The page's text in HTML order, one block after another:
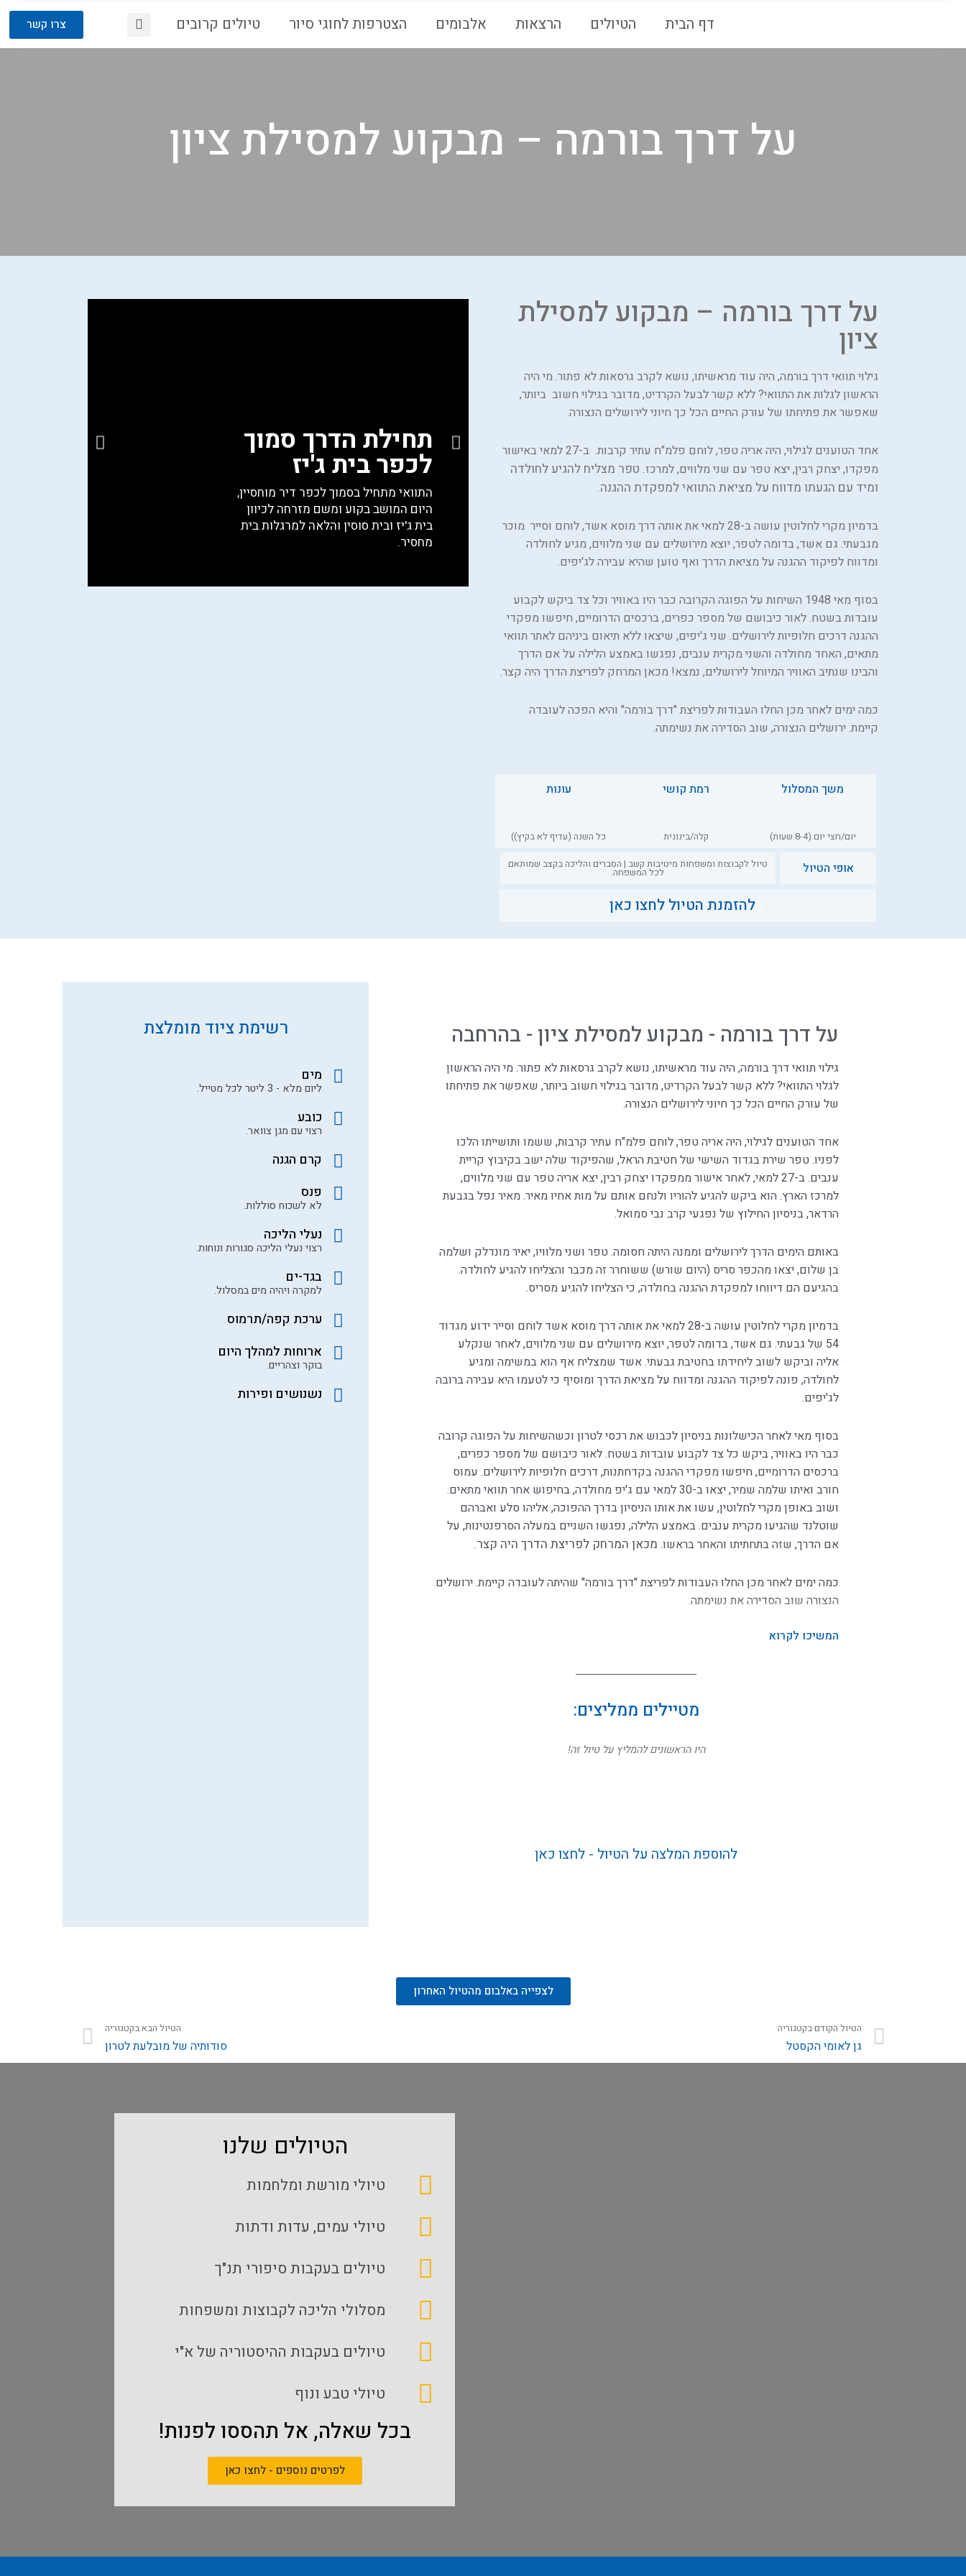
דף הבית הטיולים הרצאות אלבומים הצטרפות לחוגי סיור טיולים קרובים צרו קשר
על דרך בורמה – מבקוע למסילת ציון
על דרך בורמה – מבקוע למסילת
ציון
גילוי תוואי דרך בורמה, היה עוד מראשיתו, נושא לקרב גרסאות לא פתור. מי היה
הראשון לגלות את התוואי? ללא קשר לבעל הקרדיט, מדובר בגילוי חשוב ביותר,
שאפשר את פתיחתו של עורק החיים הכל כך חיוני לירושלים הנצורה.­­­­
אחד הטוענים לגילוי, היה אריה טפר, לוחם פלמ"ח עתיר קרבות. ב-27 למאי באישור
מפקדו, יצחק רבין, יצא טפר עם שני מלווים, למרכז. טפר מצליח להגיע לחולדה
ומיד עם הגעתו מדווח על מציאת התוואי למפקדת ההגנה.
בדמיון מקרי לחלוטין עושה ב-28 למאי את אותה דרך מוסא אשד, לוחם וסייר מוכר
מגבעתי. גם אשד, בדומה לטפר, יוצא מירושלים עם שני מלווים, מגיע לחולדה
ומדווח לפיקוד ההגנה על מציאת הדרך ואף טוען שהיא עבירה לג'יפים.
בסוף מאי 1948 השיחות על הפוגה הקרובה כבר היו באוויר וכל צד ביקש לקבוע
עובדות בשטח. לאור כיבושם של מספר כפרים, ברכסים הדרומיים, חיפשו מפקדי
ההגנה דרכים חלופיות לירושלים. שני ג'יפים, שיצאו ללא תיאום ביניהם לאתר תוואי
מתאים, האחד מחולדה והשני מקרית ענבים, נפגשו באמצע הלילה על אם הדרך
והבינו שנתיב האוויר המיוחל לירושלים, נמצא! מכאן המרחק לפריצת הדרך היה קצר.
כמה ימים לאחר מכן החלו העבודות לפריצת "דרך בורמה" והיא הפכה לעובדה
קיימת. ירושלים הנצורה, שוב הסדירה את נשימתה.
משך המסלול
יום/חצי יום (8-4 שעות)
רמת קושי
קלה/בינונית
עונות
כל השנה (עדיף לא בקיץ))
אופי הטיול טיול לקבוצות ומשפחות מיטיבות קשב | הסברים והליכה בקצב שמותאם
לכל המשפחה.
להזמנת הטיול לחצו כאן
חזרו אליי לגבי הטיול
תחילת הדרך סמוך
לכפר בית ג'יז
התוואי מתחיל בסמוך לכפר דיר מוחסיין,
היום המושב בקוע ומשם מזרחה לכיוון
בית ג'יז ובית סוסין והלאה למרגלות בית
מחסיר.
על דרך בורמה - מבקוע למסילת ציון - בהרחבה
גילוי תוואי דרך בורמה, היה עוד מראשיתו, נושא לקרב גרסאות לא פתור. מי היה הראשון
לגלוי התוואי? ללא קשר לבעל הקרדיט, מדובר בגילוי חשוב ביותר, שאפשר את פתיחתו
של עורק החיים הכל כך חיוני לירושלים הנצורה.­­­­
אחד הטוענים לגילוי, היה אריה טפר, לוחם פלמ"ח עתיר קרבות, ששמו ותושייתו הלכו
לפניו. טפר שירת בגדוד השישי של חטיבת הראל, שהפיקוד שלה ישב בקיבוץ קריית
ענבים. ב-27 למאי, לאחר אישור ממפקדו יצחק רבין, יצא אריה טפר עם שני מלווים,
למרכז הארץ. הוא ביקש להגיע להוריו ולנחם אותם על מות אחיו מאיר. מאיר נפל בגבעת
הרדאר, בניסיון החילוץ של נפגעי קרב נבי סמואל.
באותם הימים הדרך לירושלים וממנה היתה חסומה. טפר ושני מלוויו, יאיר מונדלק ושלמה
בן שלום, יצאו מהכפר סריס (היום שורש) ששוחרר זה מכבר והצליחו להגיע לחולדה.
בהגיעם הם דיווחו למפקדת ההגנה בחולדה, כי הצליחו להגיע מסריס.
בדמיון מקרי לחלוטין עושה ב-28 למאי את אותה דרך מוסא אשד לוחם וסייר ידוע מגדוד
54 של גבעתי. גם אשד, בדומה לטפר, יוצא מירושלים עם שני מלווים, לאחר שנקלע
אליה וביקש לשוב ליחידתו בחטיבת גבעתי. אשד שמצליח אף הוא במשימה ומגיע
לחולדה, פונה לפיקוד ההגנה ומדווח על מציאת הדרך ומוסיף כי לטעמו היא עבירה ברובה
לג'יפים.
בסוף מאי לאחר הכישלונות בניסיון לכבוש את רכסי לטרון וכשהשיחות על הפוגה קרובה
כבר היו באוויר, ביקש כל צד לקבוע עובדות בשטח. לאור כיבושם של מספר כפרים,
ברכסים הדרומיים, חיפשו מפקדי ההגנה בקדחתנות, דרכים חלופיות לירושלים. עמוס
חורב ואיתו שלמה שמיר, יצאו ב-30 למאי עם ג'יפ מחולדה, בחיפוש אחר תוואי מתאים.
ושוב באופן מקרי לחלוטין, עשו את אותו הניסיון בדרך ההפוכה, אליהו סלע ואברהם
שוטלנד שהגיעו מקרית ענבים. באמצע הלילה, נפגשו השניים במעלה הסרפנטינות, על
אם הדרך, שזה בתחתיתו והאחר בראשו. מכאן המרחק לפריצת הדרך היה קצר.
כמה ימים לאחר מכן החלו העבודות לפריצת "דרך בורמה" שהיתה לעובדה קיימת. ירושלים
הנצורה שוב הסדירה את נשימתה.
המשיכו לקרוא
מטיילים ממליצים:
היו הראשונים להמליץ על טיול זה!
להוספת המלצה על הטיול - לחצו כאן
תוכן ההמלצה *
רשימת ציוד מומלצת
מים
ליום מלא - 3 ליטר לכל מטייל.
כובע
רצוי עם מגן צוואר.
קרם הגנה
פנס
לא לשכוח סוללות.
נעלי הליכה
רצוי נעלי הליכה סגורות ונוחות.
בגד-ים
למקרה ויהיה מים במסלול.
ערכת קפה/תרמוס
ארוחות למהלך היום
בוקר וצהריים.
נשנושים ופירות
לצפייה באלבום מהטיול האחרון
הטיול הקודם בקטגוריה
גן לאומי הקסטל
הטיול הבא בקטגוריה
סודותיה של מובלעת לטרון
הטיולים שלנו
טיולי מורשת ומלחמות
טיולי עמים, עדות ודתות
טיולים בעקבות סיפורי תנ"ך
מסלולי הליכה לקבוצות ומשפחות
טיולים בעקבות ההיסטוריה של א"י
טיולי טבע ונוף
בכל שאלה, אל תהססו לפנות!
לפרטים נוספים - לחצו כאן